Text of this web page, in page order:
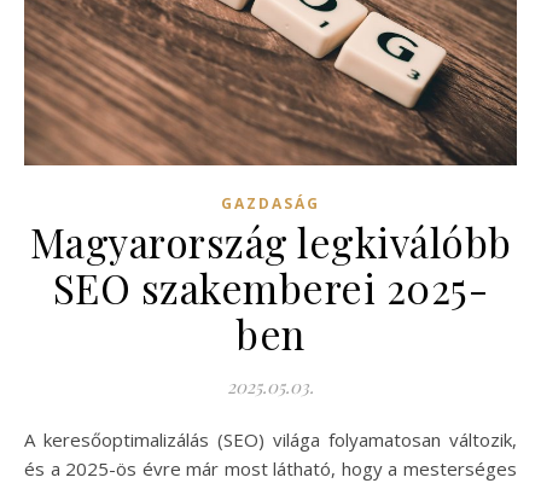
GAZDASÁG
Magyarország legkiválóbb
SEO szakemberei 2025-
ben
2025.05.03.
A keresőoptimalizálás (SEO) világa folyamatosan változik,
és a 2025-ös évre már most látható, hogy a mesterséges